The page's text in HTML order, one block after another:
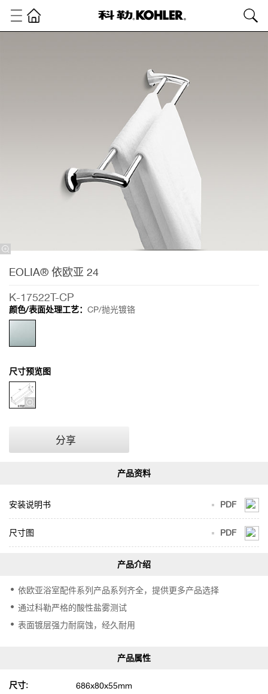
EOLIA® 依欧亚 24
K-17522T-CP
颜色/表面处理工艺： CP/抛光镀铬
尺寸预览图
分享
PDF
安装说明书
PDF
尺寸图
依欧亚浴室配件系列产品系列齐全，提供更多产品选择
通过科勒严格的酸性盐雾测试
表面镀层强力耐腐蚀，经久耐用
尺寸: 686x80x55mm